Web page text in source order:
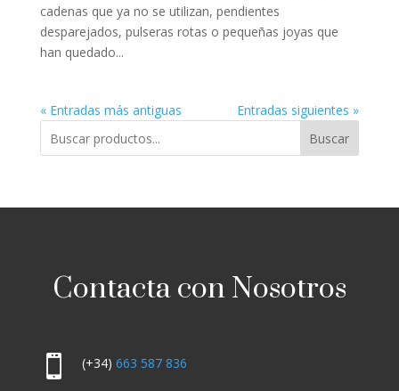
cadenas que ya no se utilizan, pendientes
desparejados, pulseras rotas o pequeñas joyas que
han quedado...
« Entradas más antiguas
Entradas siguientes »
Buscar
Contacta con Nosotros
 (+34) 663 587 836